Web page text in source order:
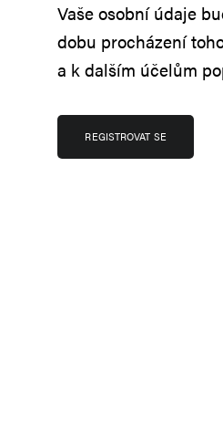
Vaše osobní údaje
dobu procházení
a k dalším účelům
REGISTROVAT SE